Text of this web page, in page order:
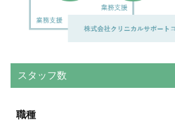
スタッフ数
職種